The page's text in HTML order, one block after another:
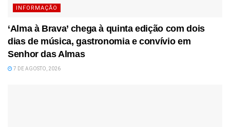
INFORMAÇÃO
‘Alma à Brava’ chega à quinta edição com dois
dias de música, gastronomia e convívio em
Senhor das Almas
7 DE AGOSTO, 2026